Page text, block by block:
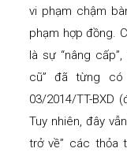
vi phạm chậm
phạm hợp đồng.
là sự “nâng
cũ” đã từng
03/2014/TT-BXD
Tuy nhiên, đây
trở về” các thỏa